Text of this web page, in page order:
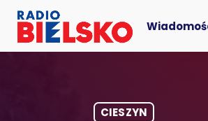
CIESZYN